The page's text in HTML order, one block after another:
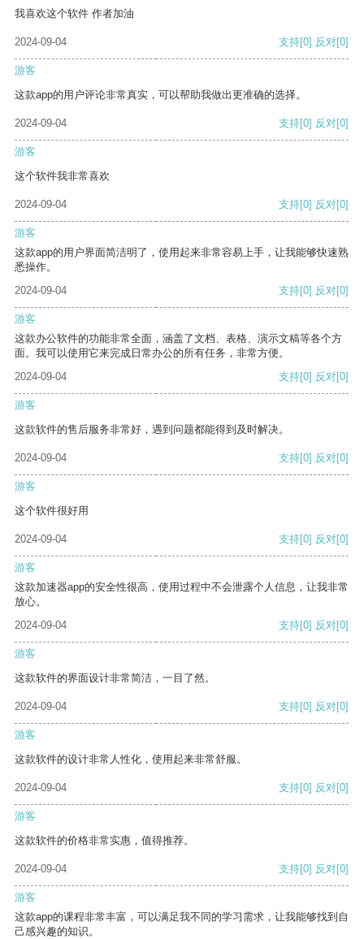
我喜欢这个软件 作者加油
2024-09-04 支持[0] 反对[0]
游客
这款app的用户评论非常真实，可以帮助我做出更准确的选择。
2024-09-04 支持[0] 反对[0]
游客
这个软件我非常喜欢
2024-09-04 支持[0] 反对[0]
游客
这款app的用户界面简洁明了，使用起来非常容易上手，让我能够快速熟
悉操作。
2024-09-04
支持[0] 反对[0]
游客
这款办公软件的功能非常全面，涵盖了文档、表格、演示文稿等各个方
面。我可以使用它来完成日常办公的所有任务，非常方便。
2024-09-04
支持[0] 反对[0]
游客
这款软件的售后服务非常好，遇到问题都能得到及时解决。
2024-09-04 支持[0] 反对[0]
游客
这个软件很好用
2024-09-04 支持[0] 反对[0]
游客
这款加速器app的安全性很高，使用过程中不会泄露个人信息，让我非常
放心。
2024-09-04
支持[0] 反对[0]
游客
这款软件的界面设计非常简洁，一目了然。
2024-09-04 支持[0] 反对[0]
游客
这款软件的设计非常人性化，使用起来非常舒服。
2024-09-04 支持[0] 反对[0]
游客
这款软件的价格非常实惠，值得推荐。
2024-09-04 支持[0] 反对[0]
游客
这款app的课程非常丰富，可以满足我不同的学习需求，让我能够找到自
己感兴趣的知识。